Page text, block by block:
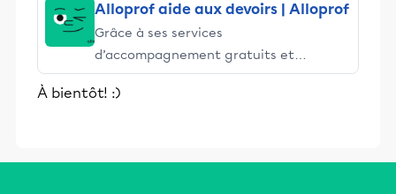
Alloprof aide aux devoirs | Alloprof
Grâce à ses services
d’accompagnement gratuits et
stimulants, Alloprof engage les élèves
et leurs parents dans la réussite
À bientôt! :)